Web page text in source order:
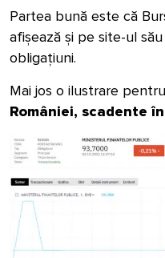
Partea bună este că
afișează și pe site-ul
obligațiuni.
Mai jos o ilustrare pentru
României, scadente